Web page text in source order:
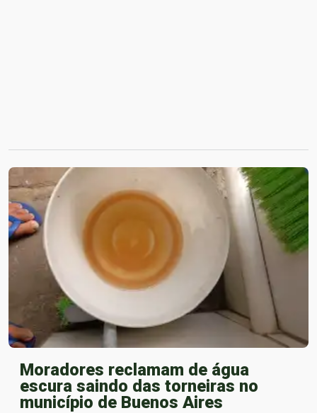
Moradores reclamam de água
escura saindo das torneiras no
município de Buenos Aires